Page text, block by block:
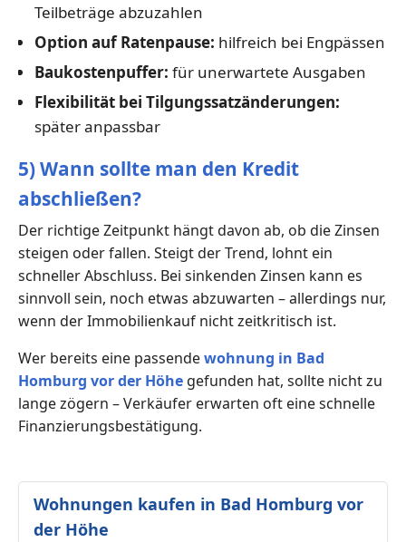
Teilbeträge abzuzahlen
Option auf Ratenpause: hilfreich bei Engpässen
Baukostenpuffer: für unerwartete Ausgaben
Flexibilität bei Tilgungssatzänderungen:
später anpassbar
5) Wann sollte man den Kredit
abschließen?
Der richtige Zeitpunkt hängt davon ab, ob die Zinsen
steigen oder fallen. Steigt der Trend, lohnt ein
schneller Abschluss. Bei sinkenden Zinsen kann es
sinnvoll sein, noch etwas abzuwarten – allerdings nur,
wenn der Immobilienkauf nicht zeitkritisch ist.
Wer bereits eine passendewohnung in Bad
Homburg vor der Höhe gefunden hat, sollte nicht zu
lange zögern – Verkäufer erwarten oft eine schnelle
Finanzierungsbestätigung.
Wohnungen kaufen in Bad Homburg vor
der Höhe